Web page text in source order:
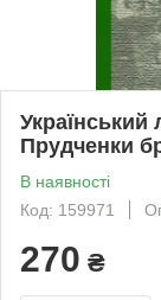
Український
Прудченки
В наявності
Код: 159971
270 ₴